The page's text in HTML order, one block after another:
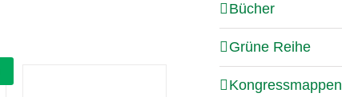
Bücher
Grüne Reihe
Kongressmappen